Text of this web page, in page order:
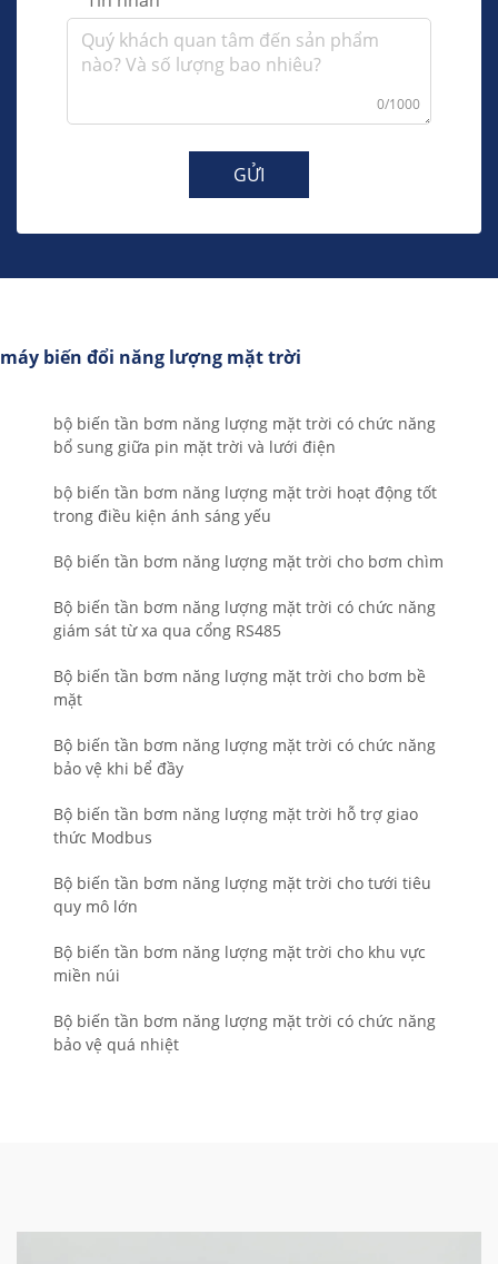
0/1000
GỬI
máy biến đổi năng lượng mặt trời
bộ biến tần bơm năng lượng mặt trời có chức năng
bổ sung giữa pin mặt trời và lưới điện
bộ biến tần bơm năng lượng mặt trời hoạt động tốt
trong điều kiện ánh sáng yếu
Bộ biến tần bơm năng lượng mặt trời cho bơm chìm
Bộ biến tần bơm năng lượng mặt trời có chức năng
giám sát từ xa qua cổng RS485
Bộ biến tần bơm năng lượng mặt trời cho bơm bề
mặt
Bộ biến tần bơm năng lượng mặt trời có chức năng
bảo vệ khi bể đầy
Bộ biến tần bơm năng lượng mặt trời hỗ trợ giao
thức Modbus
Bộ biến tần bơm năng lượng mặt trời cho tưới tiêu
quy mô lớn
Bộ biến tần bơm năng lượng mặt trời cho khu vực
miền núi
Bộ biến tần bơm năng lượng mặt trời có chức năng
bảo vệ quá nhiệt